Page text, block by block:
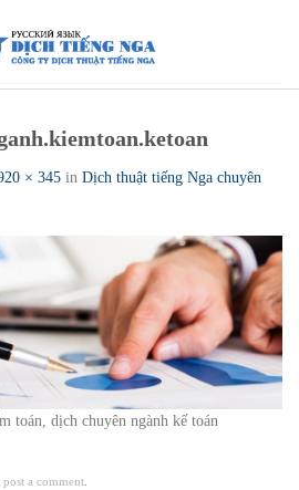
× 345 in Dịch thuật tiếng Nga chuyên
toán, dịch chuyên ngành kế toán
post a comment